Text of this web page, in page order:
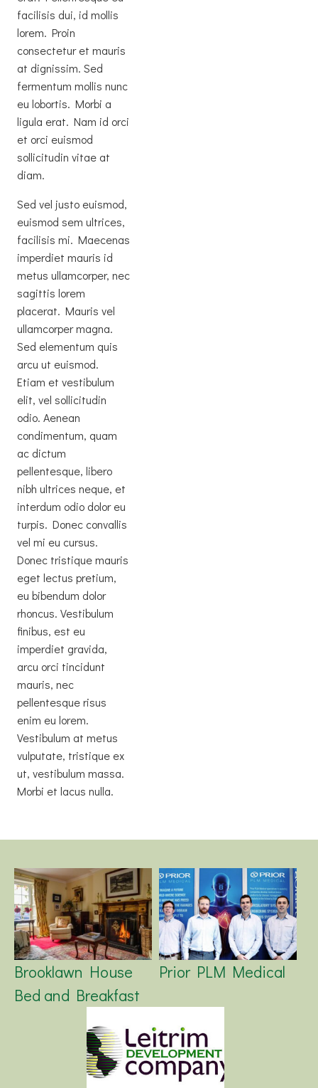
facilisis dui, id mollis
lorem. Proin
consectetur et mauris
at dignissim. Sed
fermentum mollis nunc
eu lobortis. Morbi a
ligula erat. Nam id orci
et orci euismod
sollicitudin vitae at
diam.
Sed vel justo euismod,
euismod sem ultrices,
facilisis mi. Maecenas
imperdiet mauris id
metus ullamcorper, nec
sagittis lorem
placerat. Mauris vel
ullamcorper magna.
Sed elementum quis
arcu ut euismod.
Etiam et vestibulum
elit, vel sollicitudin
odio. Aenean
condimentum, quam
ac dictum
pellentesque, libero
nibh ultrices neque, et
interdum odio dolor eu
turpis. Donec convallis
vel mi eu cursus.
Donec tristique mauris
eget lectus pretium,
eu bibendum dolor
rhoncus. Vestibulum
finibus, est eu
imperdiet gravida,
arcu orci tincidunt
mauris, nec
pellentesque risus
enim eu lorem.
Vestibulum at metus
vulputate, tristique ex
ut, vestibulum massa.
Morbi et lacus nulla.
Brooklawn House
Bed and Breakfast
Prior PLM Medical